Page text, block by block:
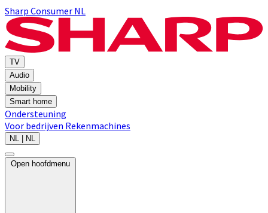
Sharp Consumer NL
TV
Audio
Mobility
Smart home
Ondersteuning
Voor bedrijven Rekenmachines
NL | NL
Open hoofdmenu